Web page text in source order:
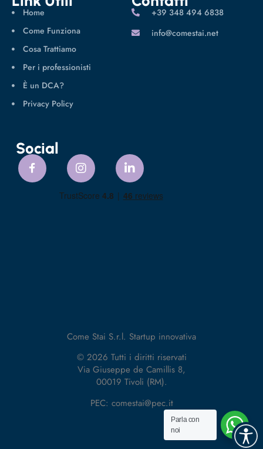
Home
Come Funziona
Cosa Trattiamo
Per i professionisti
È un DCA?
Privacy Policy
‪+39 348 494 6838
info@comestai.net
Social
Come Stai S.r.l. Startup innovativa
© 2026 Tutti i diritti riservati
Via Giuseppe de Camillis 8,
00019 Tivoli (RM).
PEC: comestai@pec.it
Parla con
noi